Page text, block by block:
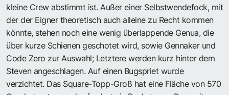
kleine Crew abstimmt ist. Außer einer Selbstwendefock, mit
der der Eigner theoretisch auch alleine zu Recht kommen
könnte, stehen noch eine wenig überlappende Genua, die
über kurze Schienen geschotet wird, sowie Gennaker und
Code Zero zur Auswahl; Letztere werden kurz hinter dem
Steven angeschlagen. Auf einen Bugspriet wurde
verzichtet. Das Square-Topp-Groß hat eine Fläche von 570